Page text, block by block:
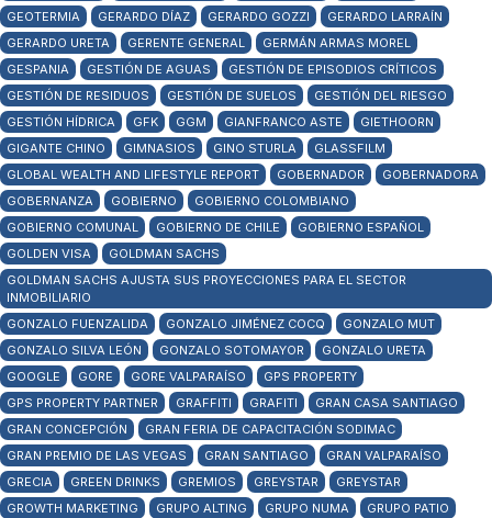
GEOTERMIA
GERARDO DÍAZ GERARDO GOZZI
GERARDO LARRAÍN
GERARDO URETA
GERENTE GENERAL
GERMÁN ARMAS MOREL
GESPANIA
GESTIÓN DE AGUAS
GESTIÓN DE EPISODIOS CRÍTICOS
GESTIÓN DE RESIDUOS
GESTIÓN DE SUELOS
GESTIÓN DEL RIESGO
GESTIÓN HÍDRICA
GFK GGM GIANFRANCO ASTE
GIETHOORN
GIGANTE CHINO
GIMNASIOS GINO STURLA
GLASSFILM
GLOBAL WEALTH AND LIFESTYLE REPORT
GOBERNADOR
GOBERNADORA
GOBERNANZA
GOBIERNO
GOBIERNO COLOMBIANO
GOBIERNO COMUNAL
GOBIERNO DE CHILE
GOBIERNO ESPAÑOL
GOLDEN VISA
GOLDMAN SACHS
GOLDMAN SACHS AJUSTA SUS PROYECCIONES PARA EL SECTOR
INMOBILIARIO
GONZALO FUENZALIDA
GONZALO JIMÉNEZ COCQ
GONZALO MUT
GONZALO SILVA LEÓN
GONZALO SOTOMAYOR
GONZALO URETA
GOOGLE
GORE GORE VALPARAÍSO
GPS PROPERTY
GPS PROPERTY PARTNER
GRAFFITI GRAFITI
GRAN CASA SANTIAGO
GRAN CONCEPCIÓN
GRAN FERIA DE CAPACITACIÓN SODIMAC
GRAN PREMIO DE LAS VEGAS
GRAN SANTIAGO
GRAN VALPARAÍSO
GRECIA
GREEN DRINKS GREMIOS GREYSTAR
GREYSTAR
GROWTH MARKETING
GRUPO ALTING GRUPO NUMA
GRUPO PATIO